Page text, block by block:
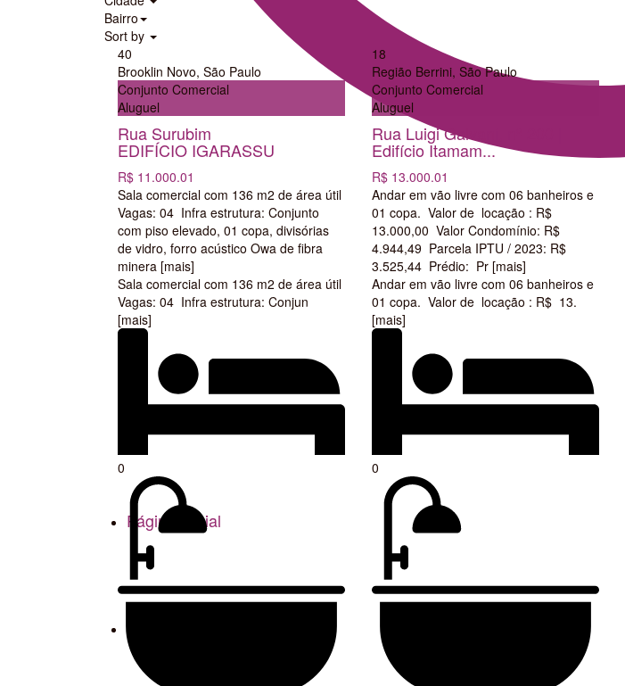
Página Inicial
Bairro
Sort by
40
Brooklin Novo, São Paulo
Conjunto Comercial
Aluguel
Rua Surubim
EDIFÍCIO IGARASSU
R$ 11.000.01
Sala comercial com 136 m2 de área útil​
Vagas: 04 ​ Infra estrutura: Conjunto
com piso elevado, 01 copa, divisórias
de vidro, forro acústico Owa de fibra
minera [mais]
Sala comercial com 136 m2 de área útil​
Vagas: 04 ​ Infra estrutura: Conjun
[mais]
0
18
Região Berrini, São Paulo
Conjunto Comercial
Aluguel
Rua Luigi Galvani, nº 200 |
Edifício Itamam...
R$ 13.000.01
Andar em vão livre com 06 banheiros e
01 copa. Valor de locação : R$
13.000,00 Valor Condomínio: R$
4.944,49 Parcela IPTU / 2023: R$
3.525,44 Prédio: Pr [mais]
Andar em vão livre com 06 banheiros e
01 copa. Valor de locação : R$ 13.
[mais]
0